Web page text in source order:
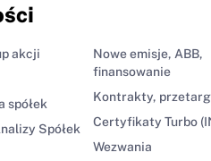
akcji
spółek
Spółek
Nowe emisje, ABB,
finansowanie
Kontrakty,
Certyfikaty Turbo
Wezwania